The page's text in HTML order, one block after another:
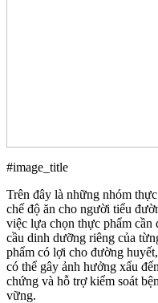
#image_title
Trên đây là những nhóm
chế độ ăn cho người tiểu
việc lựa chọn thực phẩm cần
cầu dinh dưỡng riêng của
phẩm có lợi cho đường
có thể gây ảnh hưởng xấu
chứng và hỗ trợ kiểm soát
vững.